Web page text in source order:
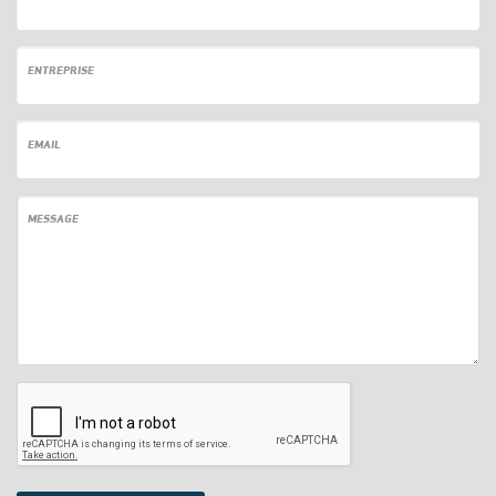
ENTREPRISE
EMAIL
MESSAGE